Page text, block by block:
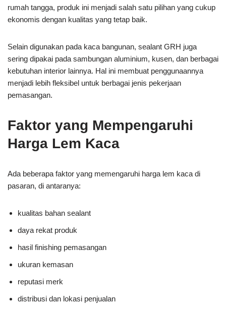
rumah tangga, produk ini menjadi salah satu pilihan yang cukup
ekonomis dengan kualitas yang tetap baik.
Selain digunakan pada kaca bangunan, sealant GRH juga
sering dipakai pada sambungan aluminium, kusen, dan berbagai
kebutuhan interior lainnya. Hal ini membuat penggunaannya
menjadi lebih fleksibel untuk berbagai jenis pekerjaan
pemasangan.
Faktor yang Mempengaruhi
Harga Lem Kaca
Ada beberapa faktor yang memengaruhi harga lem kaca di
pasaran, di antaranya:
kualitas bahan sealant
daya rekat produk
hasil finishing pemasangan
ukuran kemasan
reputasi merk
distribusi dan lokasi penjualan